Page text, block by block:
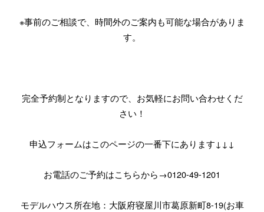
※事前のご相談で、時間外のご案内も可能な場合がありま
す。
完全予約制となりますので、お気軽にお問い合わせくだ
さい！
申込フォームはこのページの一番下にあります↓↓↓
お電話のご予約はこちらから→0120-49-1201
モデルハウス所在地：大阪府寝屋川市葛原新町8-19(お車